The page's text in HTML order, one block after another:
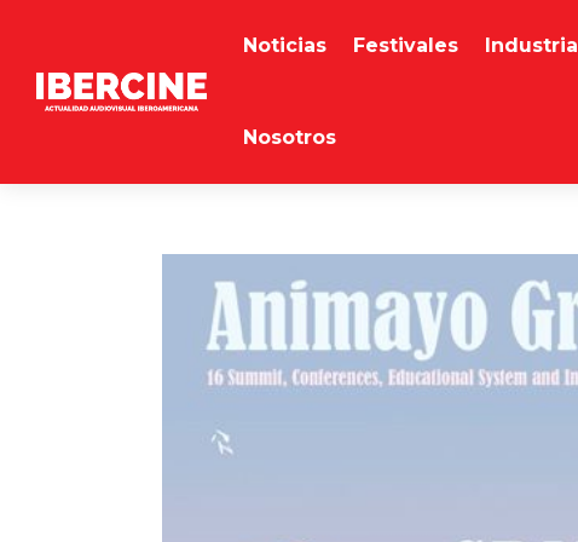
Noticias Festivales Industria
Nosotros